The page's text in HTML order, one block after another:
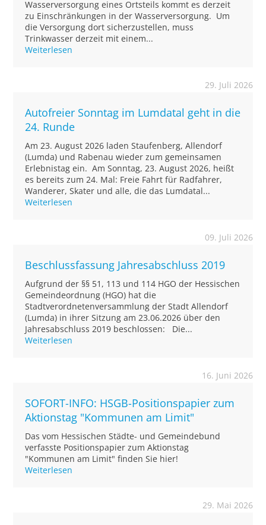
Wasserversorgung eines Ortsteils kommt es derzeit
zu Einschränkungen in der Wasserversorgung. Um
die Versorgung dort sicherzustellen, muss
Trinkwasser derzeit mit einem...
Weiterlesen
29. Juli 2026
Autofreier Sonntag im Lumdatal geht in die
24. Runde
Am 23. August 2026 laden Staufenberg, Allendorf
(Lumda) und Rabenau wieder zum gemeinsamen
Erlebnistag ein. Am Sonntag, 23. August 2026, heißt
es bereits zum 24. Mal: Freie Fahrt für Radfahrer,
Wanderer, Skater und alle, die das Lumdatal...
Weiterlesen
09. Juli 2026
Beschlussfassung Jahresabschluss 2019
Aufgrund der §§ 51, 113 und 114 HGO der Hessischen
Gemeindeordnung (HGO) hat die
Stadtverordnetenversammlung der Stadt Allendorf
(Lumda) in ihrer Sitzung am 23.06.2026 über den
Jahresabschluss 2019 beschlossen: Die...
Weiterlesen
16. Juni 2026
SOFORT-INFO: HSGB-Positionspapier zum
Aktionstag "Kommunen am Limit"
Das vom Hessischen Städte- und Gemeindebund
verfasste Positionspapier zum Aktionstag
"Kommunen am Limit" finden Sie hier!
Weiterlesen
29. Mai 2026